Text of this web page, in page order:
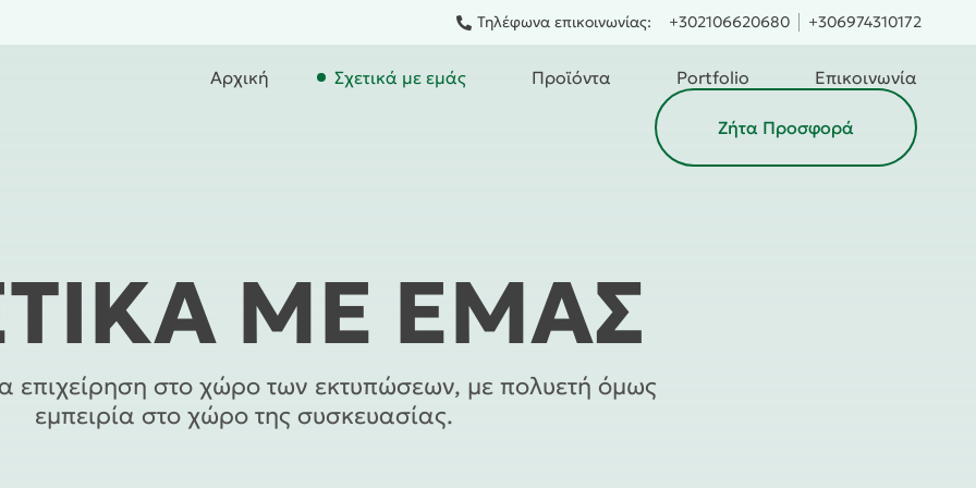
Τηλέφωνα επικοινωνίας: +302106620680 +306974310172
Αρχική Σχετικά με εμάς Προϊόντα Portfolio Επικοινωνία
Ζήτα Προσφορά
ΜΕ ΕΜΆΣ
επιχείρηση στο χώρο των εκτυπώσεων, με πολυετή όμως
εμπειρία στο χώρο της συσκευασίας.